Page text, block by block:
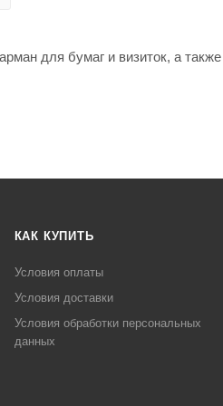
для бумаг и визиток, а
КАК КУПИТЬ
Условия оплаты
Условия доставки
Условия обработки персональных
данных